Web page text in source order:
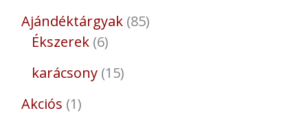
Ajándéktárgyak 85
Ékszerek 6
karácsony 15
Akciós 1